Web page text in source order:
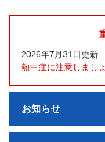
2026年7月31日更新
熱中症に注意しまし
お知らせ